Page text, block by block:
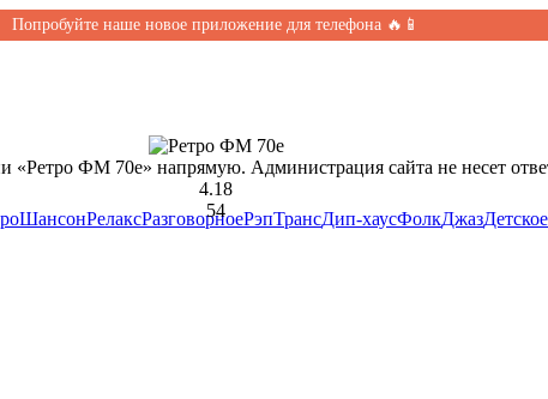
Попробуйте наше новое приложение для телефона 🔥📱
ШансонРелаксРазговорноеРэпТрансДип-хаусФолкДжазДетское
«Ретро ФМ 70е» напрямую. Администрация сайта не несет
4.18
54